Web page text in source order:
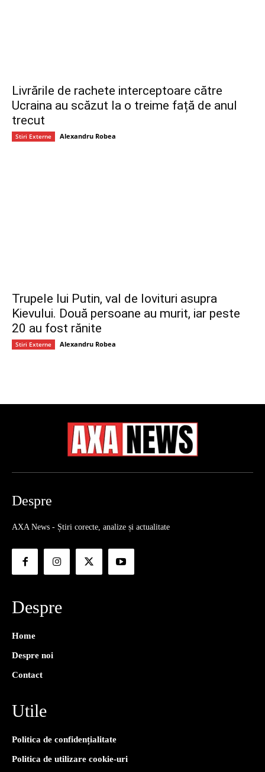
Livrările de rachete interceptoare către
Ucraina au scăzut la o treime față de anul
trecut
Stiri Externe Alexandru Robea
Trupele lui Putin, val de lovituri asupra
Kievului. Două persoane au murit, iar peste
20 au fost rănite
Stiri Externe Alexandru Robea
Despre
AXA News - Știri corecte, analize și actualitate
Despre
Home
Despre noi
Contact
Utile
Politica de confidențialitate
Politica de utilizare cookie-uri